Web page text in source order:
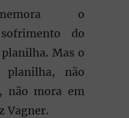
o
do
Mas o
planilha, não
não mora em
Vagner.